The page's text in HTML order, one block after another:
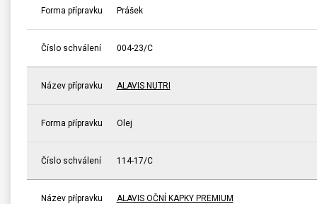
Forma přípravku Prášek
Číslo schválení 004-23/C
Název přípravku ALAVIS NUTRI
Forma přípravku Olej
Číslo schválení 114-17/C
Název přípravku ALAVIS OČNÍ KAPKY PREMIUM